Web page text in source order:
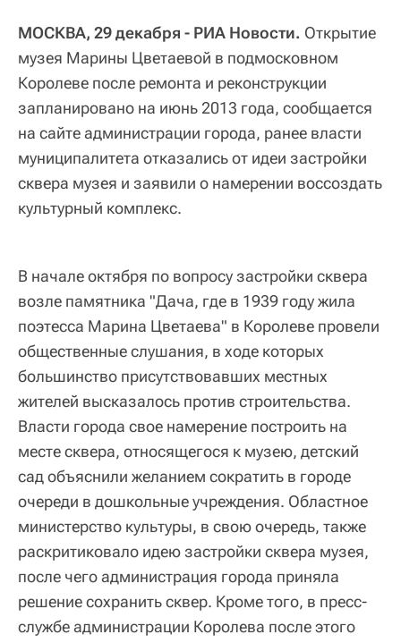
МОСКВА, 29 декабря - РИА Новости. Открытие
музея Марины Цветаевой в подмосковном
Королеве после ремонта и реконструкции
запланировано на июнь 2013 года, сообщается
на сайте администрации города, ранее власти
муниципалитета отказались от идеи застройки
сквера музея и заявили о намерении воссоздать
культурный комплекс.
В начале октября по вопросу застройки сквера
возле памятника "Дача, где в 1939 году жила
поэтесса Марина Цветаева" в Королеве провели
общественные слушания, в ходе которых
большинство присутствовавших местных
жителей высказалось против строительства.
Власти города свое намерение построить на
месте сквера, относящегося к музею, детский
сад объяснили желанием сократить в городе
очереди в дошкольные учреждения. Областное
министерство культуры, в свою очередь, также
раскритиковало идею застройки сквера музея,
после чего администрация города приняла
решение сохранить сквер. Кроме того, в пресс-
службе администрации Королева после этого